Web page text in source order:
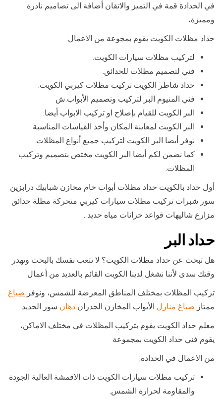
في الحدادة قمة في التميز والاتقان أضافة الى تصاميم نادرة
ومميزة،
حداد مظلات الكويت يقوم بمجوعة من الاعمال:
لتركيب مظلات سيارات الكويت.
فني لتصميم مظلات للحدائق.
حداد شاطر الكويت تركيب مظلات كيربي الكويت.
فني المنيوم البر لتركيب وتصميم الأبواب.ش
البر الكويت للقيام بإصلاح او تركيب الابواب أيضا.
البر الكويت لمعاينة المكان وأخذ القياسات المناسبة.
نوفر أيضا البر الكويت لتركيب جميع أنواع المظلات.
كما نضمن لكم أيضا البر الكويت مختص بتصميم وتركيب
المظلات.
أول حداد بالكويت حداد مظلات أبواب خام مخازن شبابيك درابزين
سور شبرات تركيب مظلات سيارات كيربي متحركة مظلة حدائق
مزارع شاليهات قواعد خزانات مياه حديد .
حداد البر
هل تبحث عن حداد مظلات الكويت؟ لا تتعب نفسك بالبحث وتهدر
وقتك سدى لأننا نشغل لدينا الكويت القائم بالعديد من أعمال
تركيب المظلات بمختلف المناطق المعرضة للشمس، ونوفر صباغ
ممتاز صباغ منازل الأبواب المخازن الجدران دهان سور الحديد
معلم حداد الكويت يقوم بتركيب المظلات في مختلف الاماكن،
يقوم فني حداد الكويت بمجموعة
من الاعمال في الحدادة:
تركيب مظلات سيارات الكويت ذات الاقمشة العالية الجودة
والمقاومة لحرارة الشمس.